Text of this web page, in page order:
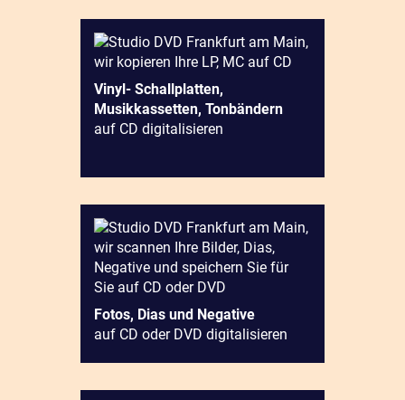
Vinyl- Schallplatten,
Musikkassetten, Tonbändern
auf CD digitalisieren
Fotos, Dias und Negative
auf CD oder DVD digitalisieren